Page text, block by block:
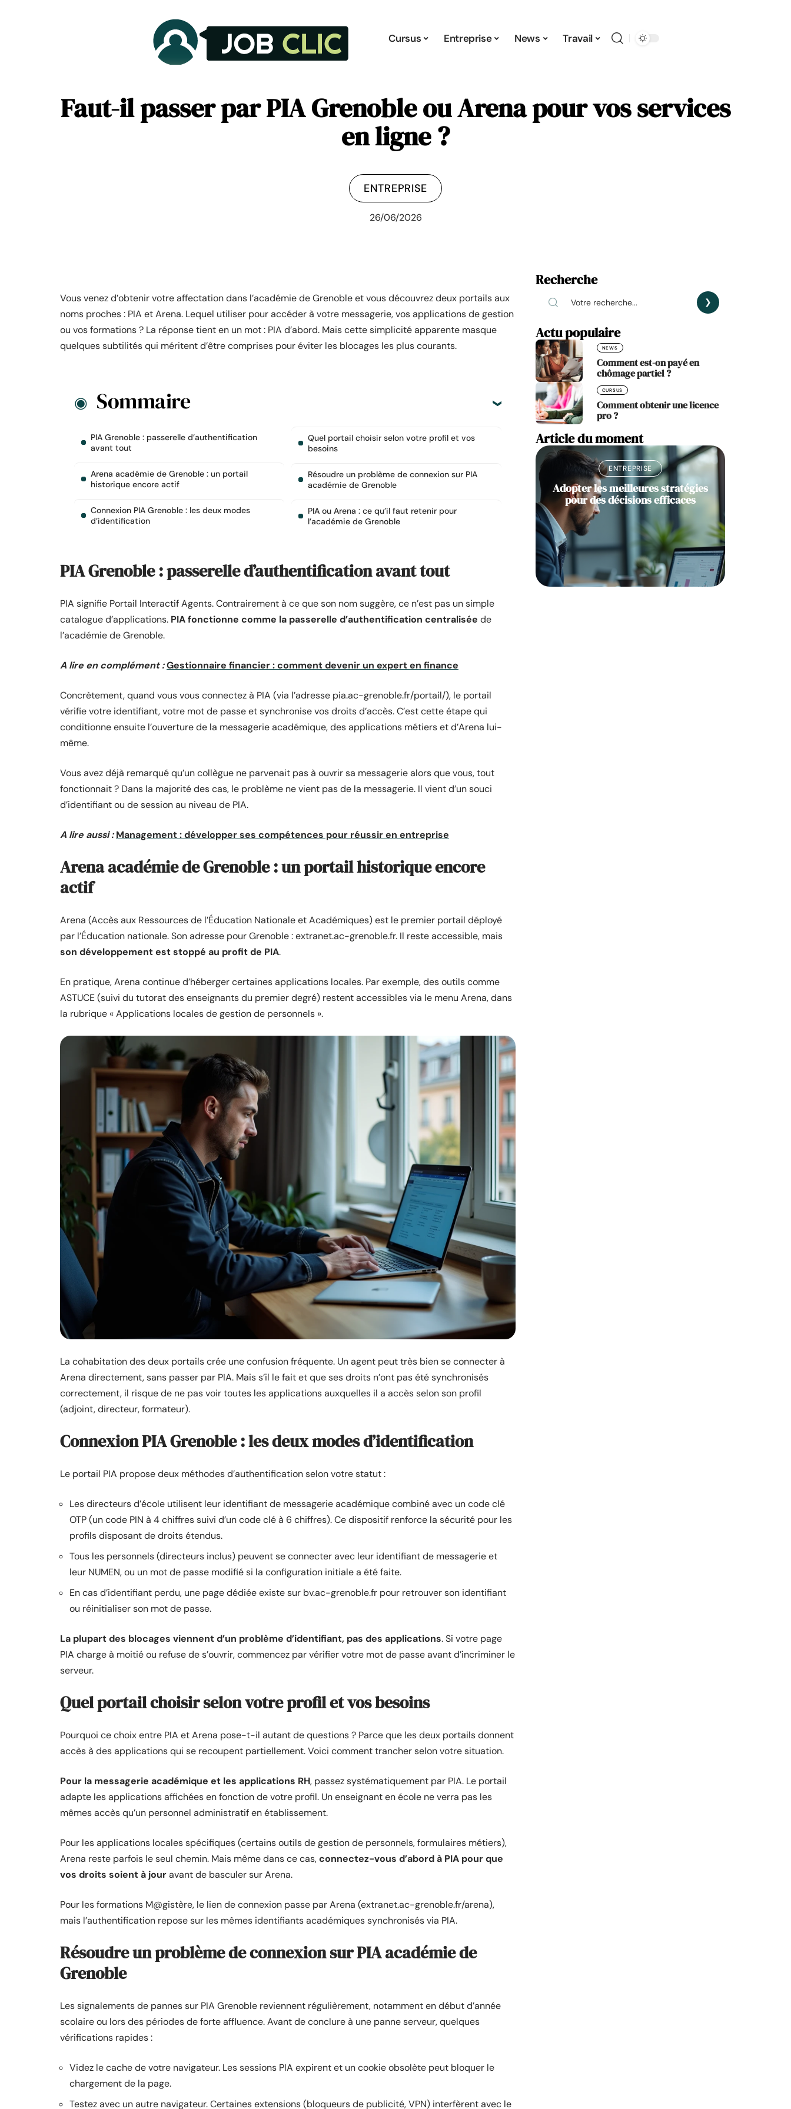
Cursus Entreprise News Travail
Faut-il passer par PIA Grenoble ou Arena pour vos services
en ligne ?
ENTREPRISE
26/06/2026
Vous venez d’obtenir votre affectation dans l’académie de Grenoble et vous découvrez deux portails aux
noms proches : PIA et Arena. Lequel utiliser pour accéder à votre messagerie, vos applications de gestion
ou vos formations ? La réponse tient en un mot : PIA d’abord. Mais cette simplicité apparente masque
quelques subtilités qui méritent d’être comprises pour éviter les blocages les plus courants.
Sommaire
PIA Grenoble : passerelle d’authentification
avant tout
Arena académie de Grenoble : un portail
historique encore actif
Connexion PIA Grenoble : les deux modes
d’identification
Quel portail choisir selon votre profil et vos
besoins
Résoudre un problème de connexion sur PIA
académie de Grenoble
PIA ou Arena : ce qu’il faut retenir pour
l’académie de Grenoble
PIA Grenoble : passerelle d’authentification avant tout
PIA signifie Portail Interactif Agents. Contrairement à ce que son nom suggère, ce n’est pas un simple
catalogue d’applications. PIA fonctionne comme la passerelle d’authentification centralisée de
l’académie de Grenoble.
A lire en complément :Gestionnaire financier : comment devenir un expert en finance
Concrètement, quand vous vous connectez à PIA (via l’adresse pia.ac-grenoble.fr/portail/), le portail
vérifie votre identifiant, votre mot de passe et synchronise vos droits d’accès. C’est cette étape qui
conditionne ensuite l’ouverture de la messagerie académique, des applications métiers et d’Arena lui-
même.
Vous avez déjà remarqué qu’un collègue ne parvenait pas à ouvrir sa messagerie alors que vous, tout
fonctionnait ? Dans la majorité des cas, le problème ne vient pas de la messagerie. Il vient d’un souci
d’identifiant ou de session au niveau de PIA.
A lire aussi : Management : développer ses compétences pour réussir en entreprise
Arena académie de Grenoble : un portail historique encore
actif
Arena (Accès aux Ressources de l’Éducation Nationale et Académiques) est le premier portail déployé
par l’Éducation nationale. Son adresse pour Grenoble : extranet.ac-grenoble.fr. Il reste accessible, mais
son développement est stoppé au profit de PIA.
En pratique, Arena continue d’héberger certaines applications locales. Par exemple, des outils comme
ASTUCE (suivi du tutorat des enseignants du premier degré) restent accessibles via le menu Arena, dans
la rubrique « Applications locales de gestion de personnels ».
La cohabitation des deux portails crée une confusion fréquente. Un agent peut très bien se connecter à
Arena directement, sans passer par PIA. Mais s’il le fait et que ses droits n’ont pas été synchronisés
correctement, il risque de ne pas voir toutes les applications auxquelles il a accès selon son profil
(adjoint, directeur, formateur).
Connexion PIA Grenoble : les deux modes d’identification
Le portail PIA propose deux méthodes d’authentification selon votre statut :
Les directeurs d’école utilisent leur identifiant de messagerie académique combiné avec un code clé
OTP (un code PIN à 4 chiffres suivi d’un code clé à 6 chiffres). Ce dispositif renforce la sécurité pour les
profils disposant de droits étendus.
Tous les personnels (directeurs inclus) peuvent se connecter avec leur identifiant de messagerie et
leur NUMEN, ou un mot de passe modifié si la configuration initiale a été faite.
En cas d’identifiant perdu, une page dédiée existe sur bv.ac-grenoble.fr pour retrouver son identifiant
ou réinitialiser son mot de passe.
La plupart des blocages viennent d’un problème d’identifiant, pas des applications. Si votre page
PIA charge à moitié ou refuse de s’ouvrir, commencez par vérifier votre mot de passe avant d’incriminer le
serveur.
Quel portail choisir selon votre profil et vos besoins
Pourquoi ce choix entre PIA et Arena pose-t-il autant de questions ? Parce que les deux portails donnent
accès à des applications qui se recoupent partiellement. Voici comment trancher selon votre situation.
Pour la messagerie académique et les applications RH, passez systématiquement par PIA. Le portail
adapte les applications affichées en fonction de votre profil. Un enseignant en école ne verra pas les
mêmes accès qu’un personnel administratif en établissement.
Pour les applications locales spécifiques (certains outils de gestion de personnels, formulaires métiers),
Arena reste parfois le seul chemin. Mais même dans ce cas,connectez-vous d’abord à PIA pour que
vos droits soient à jouravant de basculer sur Arena.
Pour les formations M@gistère, le lien de connexion passe par Arena (extranet.ac-grenoble.fr/arena),
mais l’authentification repose sur les mêmes identifiants académiques synchronisés via PIA.
Résoudre un problème de connexion sur PIA académie de
Grenoble
Les signalements de pannes sur PIA Grenoble reviennent régulièrement, notamment en début d’année
scolaire ou lors des périodes de forte affluence. Avant de conclure à une panne serveur, quelques
vérifications rapides :
Videz le cache de votre navigateur. Les sessions PIA expirent et un cookie obsolète peut bloquer le
chargement de la page.
Testez avec un autre navigateur. Certaines extensions (bloqueurs de publicité, VPN) interfèrent avec le
Recherche
Actu populaire
NEWS
Comment est-on payé en
chômage partiel ?
CURSUS
Comment obtenir une licence
pro ?
Article du moment
ENTREPRISE
Adopter les meilleures stratégies
pour des décisions efficaces